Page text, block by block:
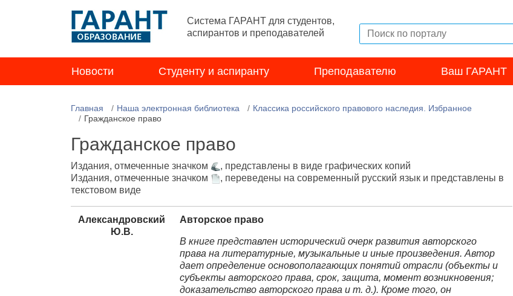
Система ГАРАНТ для студентов,
аспирантов и преподавателей
Новости Студенту и аспиранту Преподавателю Ваш ГАРАНТ
Главная Наша электронная библиотека
Классика российского правового наследия. Избранное
Гражданское право
Гражданское право
Издания, отмеченные значком
, представлены в виде графических копий
Издания, отмеченные значком
, переведены на современный русский язык и представлены в
текстовом виде
Александровский
Ю.В.
Авторское право
В книге представлен исторический очерк развития авторского
права на литературные, музыкальные и иные произведения. Автор
дает определение основополагающих понятий отрасли (объекты и
субъекты авторского права, срок, защита, момент возникновения;
доказательство авторского права и т. д.). Кроме того, он